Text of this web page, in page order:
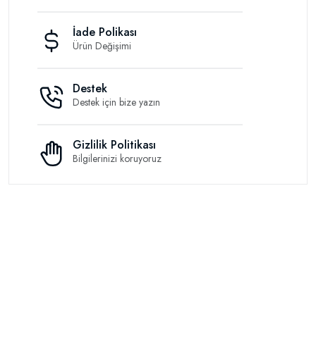
İade Polikası
Ürün Değişimi
Destek
Destek için bize yazın
Gizlilik Politikası
Bilgilerinizi koruyoruz